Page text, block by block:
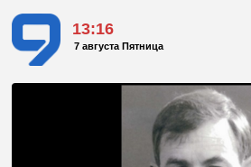
13:16
7 августа Пятница